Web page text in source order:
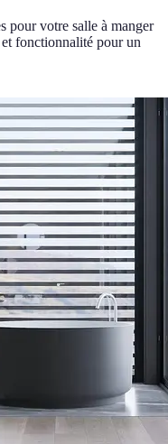
pour votre salle à manger
fonctionnalité pour un